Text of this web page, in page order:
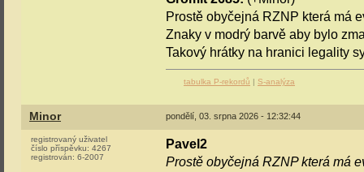
Prostě obyčejná RZNP která má
Znaky v modrý barvě aby bylo
Takový hrátky na hranici legality
tabulka P-rekordů | S-analýza
Minor pondělí, 03. srpna 2026 - 12:32:44
registrovaný uživatel
číslo příspěvku: 4267
registrován: 6-2007
Pavel2
Prostě obyčejná RZNP která má